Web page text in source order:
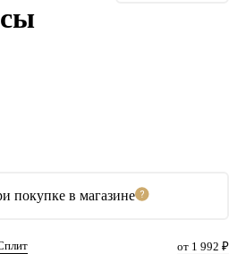
покупке в магазине
от 1 992 ₽